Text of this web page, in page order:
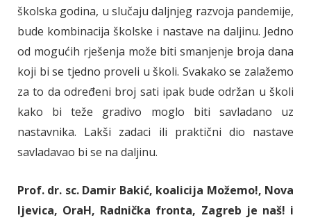
školska godina, u slučaju daljnjeg razvoja pandemije,
bude kombinacija školske i nastave na daljinu. Jedno
od mogućih rješenja može biti smanjenje broja dana
koji bi se tjedno proveli u školi. Svakako se zalažemo
za to da određeni broj sati ipak bude održan u školi
kako bi teže gradivo moglo biti savladano uz
nastavnika. Lakši zadaci ili praktični dio nastave
savladavao bi se na daljinu.
Prof. dr. sc. Damir Bakić, koalicija Možemo!, Nova
ljevica, OraH, Radnička fronta, Zagreb je naš! i